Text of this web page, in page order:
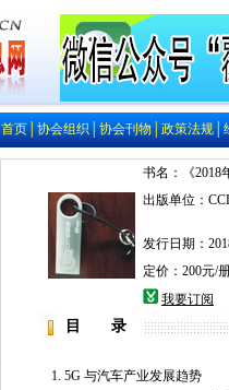
首页│协会组织│协会刊物│政策法规│
书名：《2018
出版单位：
发行日期：
定价：200元/
我要订阅
目 录
1. 5G 与汽车产业发展趋势